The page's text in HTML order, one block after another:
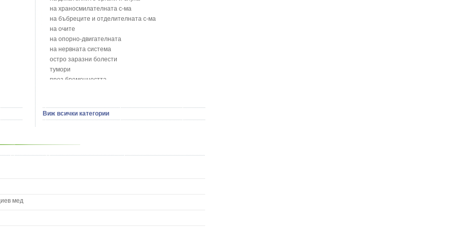
Блян
Бобови шушулки - Phaseolus Vulgaris L.
Божур - Paeonia Decora
Борови връхчета - Pinus sylvestris
Босилек - Ocimum Basillicum
Брей - Tamus Communis
Брош - Rubia tinctorum L.
Бръшлян - Hedera helix L.
Бял имел - Viscum album L.
Бял оман - Inula Helenium L.
Бяла върба - Salix Аlba
на храносмилателната с-ма
на бъбреците и отделителната с-ма
на очите
на опорно-двигателната
на нервната система
остро заразни болести
тумори
през бременността
сексуални проблеми
на половите органи
Виж всички категории
мед